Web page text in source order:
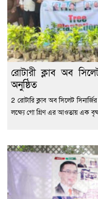
রোটারী ক্লাব অব
অনুষ্ঠিত
2 রোটারি ক্লাব অব সিলেট
লক্ষ্যে গো গ্রিণ এর আওতায় এক